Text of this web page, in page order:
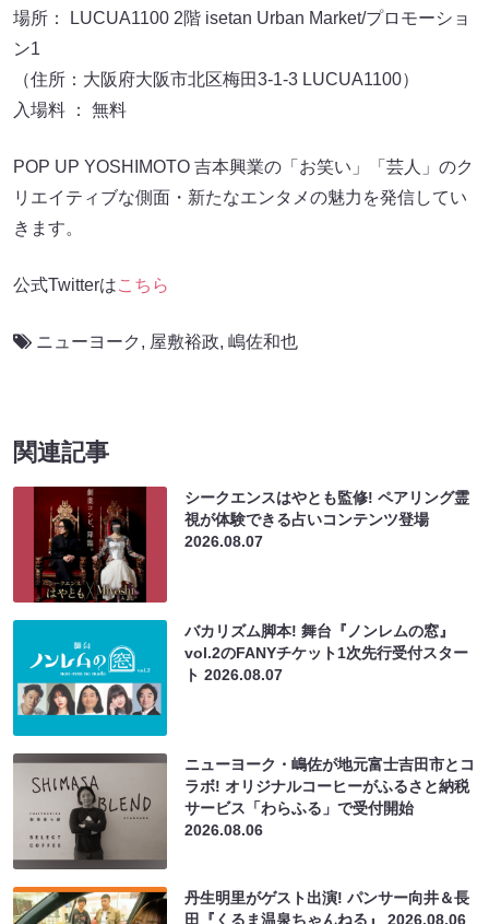
場所： LUCUA1100 2階 isetan Urban Market/プロモーショ
ン1
（住所：大阪府大阪市北区梅田3-1-3 LUCUA1100）
入場料 ： 無料
POP UP YOSHIMOTO 吉本興業の「お笑い」「芸人」のク
リエイティブな側面・新たなエンタメの魅力を発信してい
きます。
公式Twitterはこちら
ニューヨーク , 屋敷裕政, 嶋佐和也
関連記事
シークエンスはやとも監修! ペアリング霊
視が体験できる占いコンテンツ登場
2026.08.07
バカリズム脚本! 舞台『ノンレムの窓』
vol.2のFANYチケット1次先行受付スター
ト2026.08.07
ニューヨーク・嶋佐が地元富士吉田市とコ
ラボ! オリジナルコーヒーがふるさと納税
サービス「わらふる」で受付開始
2026.08.06
丹生明里がゲスト出演! パンサー向井＆長
田『くるま温泉ちゃんねる』2026.08.06